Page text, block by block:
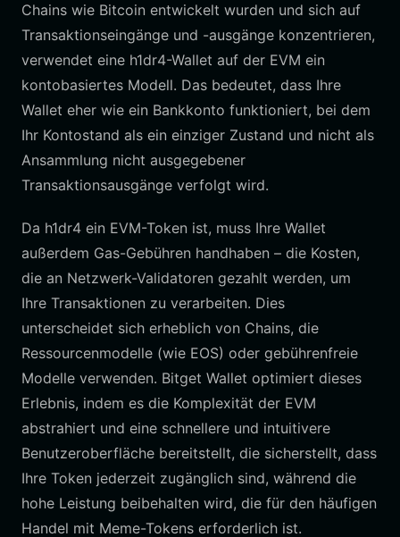
Chains wie Bitcoin entwickelt wurden und sich auf
Transaktionseingänge und -ausgänge konzentrieren,
verwendet eine h1dr4-Wallet auf der EVM ein
kontobasiertes Modell. Das bedeutet, dass Ihre
Wallet eher wie ein Bankkonto funktioniert, bei dem
Ihr Kontostand als ein einziger Zustand und nicht als
Ansammlung nicht ausgegebener
Transaktionsausgänge verfolgt wird.
Da h1dr4 ein EVM-Token ist, muss Ihre Wallet
außerdem Gas-Gebühren handhaben – die Kosten,
die an Netzwerk-Validatoren gezahlt werden, um
Ihre Transaktionen zu verarbeiten. Dies
unterscheidet sich erheblich von Chains, die
Ressourcenmodelle (wie EOS) oder gebührenfreie
Modelle verwenden. Bitget Wallet optimiert dieses
Erlebnis, indem es die Komplexität der EVM
abstrahiert und eine schnellere und intuitivere
Benutzeroberfläche bereitstellt, die sicherstellt, dass
Ihre Token jederzeit zugänglich sind, während die
hohe Leistung beibehalten wird, die für den häufigen
Handel mit Meme-Tokens erforderlich ist.